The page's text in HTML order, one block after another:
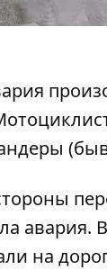
авария.
на